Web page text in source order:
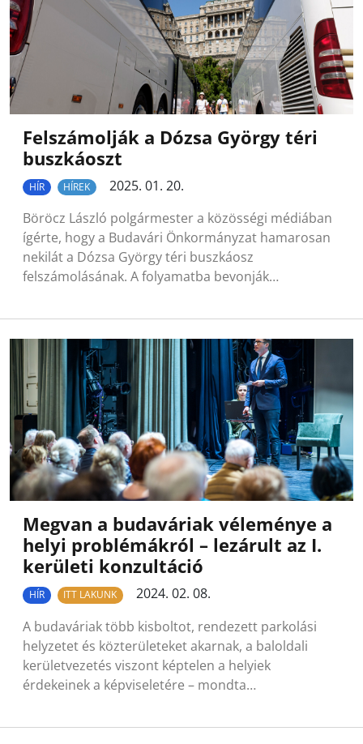
Felszámolják a Dózsa György téri
buszkáoszt
HÍR HÍREK
2025. 01. 20.
Böröcz László polgármester a közösségi médiában
ígérte, hogy a Budavári Önkormányzat hamarosan
nekilát a Dózsa György téri buszkáosz
felszámolásának. A folyamatba bevonják…
Megvan a budaváriak véleménye a
helyi problémákról – lezárult az I.
kerületi konzultáció
HÍR ITT LAKUNK
2024. 02. 08.
A budaváriak több kisboltot, rendezett parkolási
helyzetet és közterületeket akarnak, a baloldali
kerületvezetés viszont képtelen a helyiek
érdekeinek a képviseletére – mondta…